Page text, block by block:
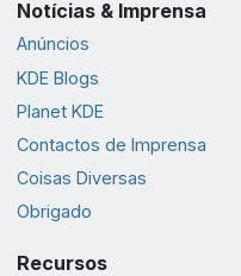
Notícias & Imprensa
Anúncios
KDE Blogs
Planet KDE
Contactos de Imprensa
Coisas Diversas
Obrigado
Recursos